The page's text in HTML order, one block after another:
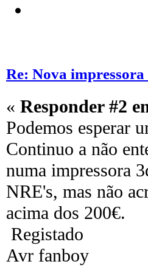
Re: Nova
« Responder #2
Podemos esperar
Continuo a não
numa impressora
NRE's, mas não
acima dos 200€.
Registado
Avr fanboy